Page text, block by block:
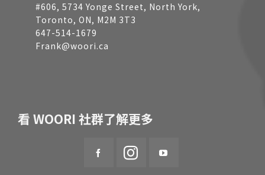
#606, 5734 Yonge Street, North York,
Toronto, ON, M2M 3T3
647-514-1679
Frank@woori.ca
看 WOORI 社群了解更多